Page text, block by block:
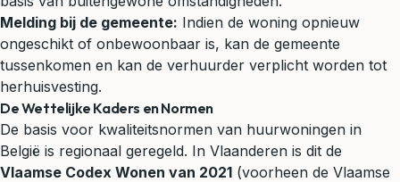
Melding bij de gemeente: Indien de woning opnieuw
ongeschikt of onbewoonbaar is, kan de gemeente
tussenkomen en kan de verhuurder verplicht worden tot
herhuisvesting.
De Wettelijke Kaders en Normen
De basis voor kwaliteitsnormen van huurwoningen in
België is regionaal geregeld. In Vlaanderen is dit de
Vlaamse Codex Wonen van 2021 (voorheen de Vlaamse